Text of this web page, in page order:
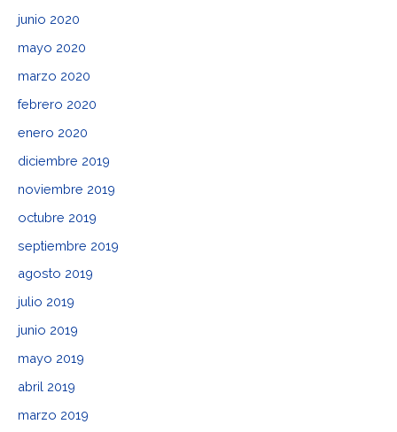
junio 2020
mayo 2020
marzo 2020
febrero 2020
enero 2020
diciembre 2019
noviembre 2019
octubre 2019
septiembre 2019
agosto 2019
julio 2019
junio 2019
mayo 2019
abril 2019
marzo 2019